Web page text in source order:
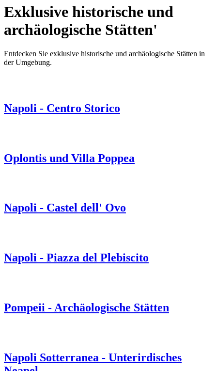
Exklusive historische und
archäologische Stätten'
Entdecken Sie exklusive historische und archäologische Stätten in
der Umgebung.
Napoli - Centro Storico
Oplontis und Villa Poppea
Napoli - Castel dell' Ovo
Napoli - Piazza del Plebiscito
Pompeii - Archäologische Stätten
Napoli Sotterranea - Unterirdisches